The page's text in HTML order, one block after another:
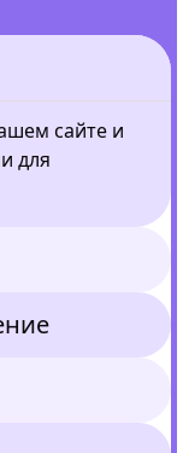
сайте и
для